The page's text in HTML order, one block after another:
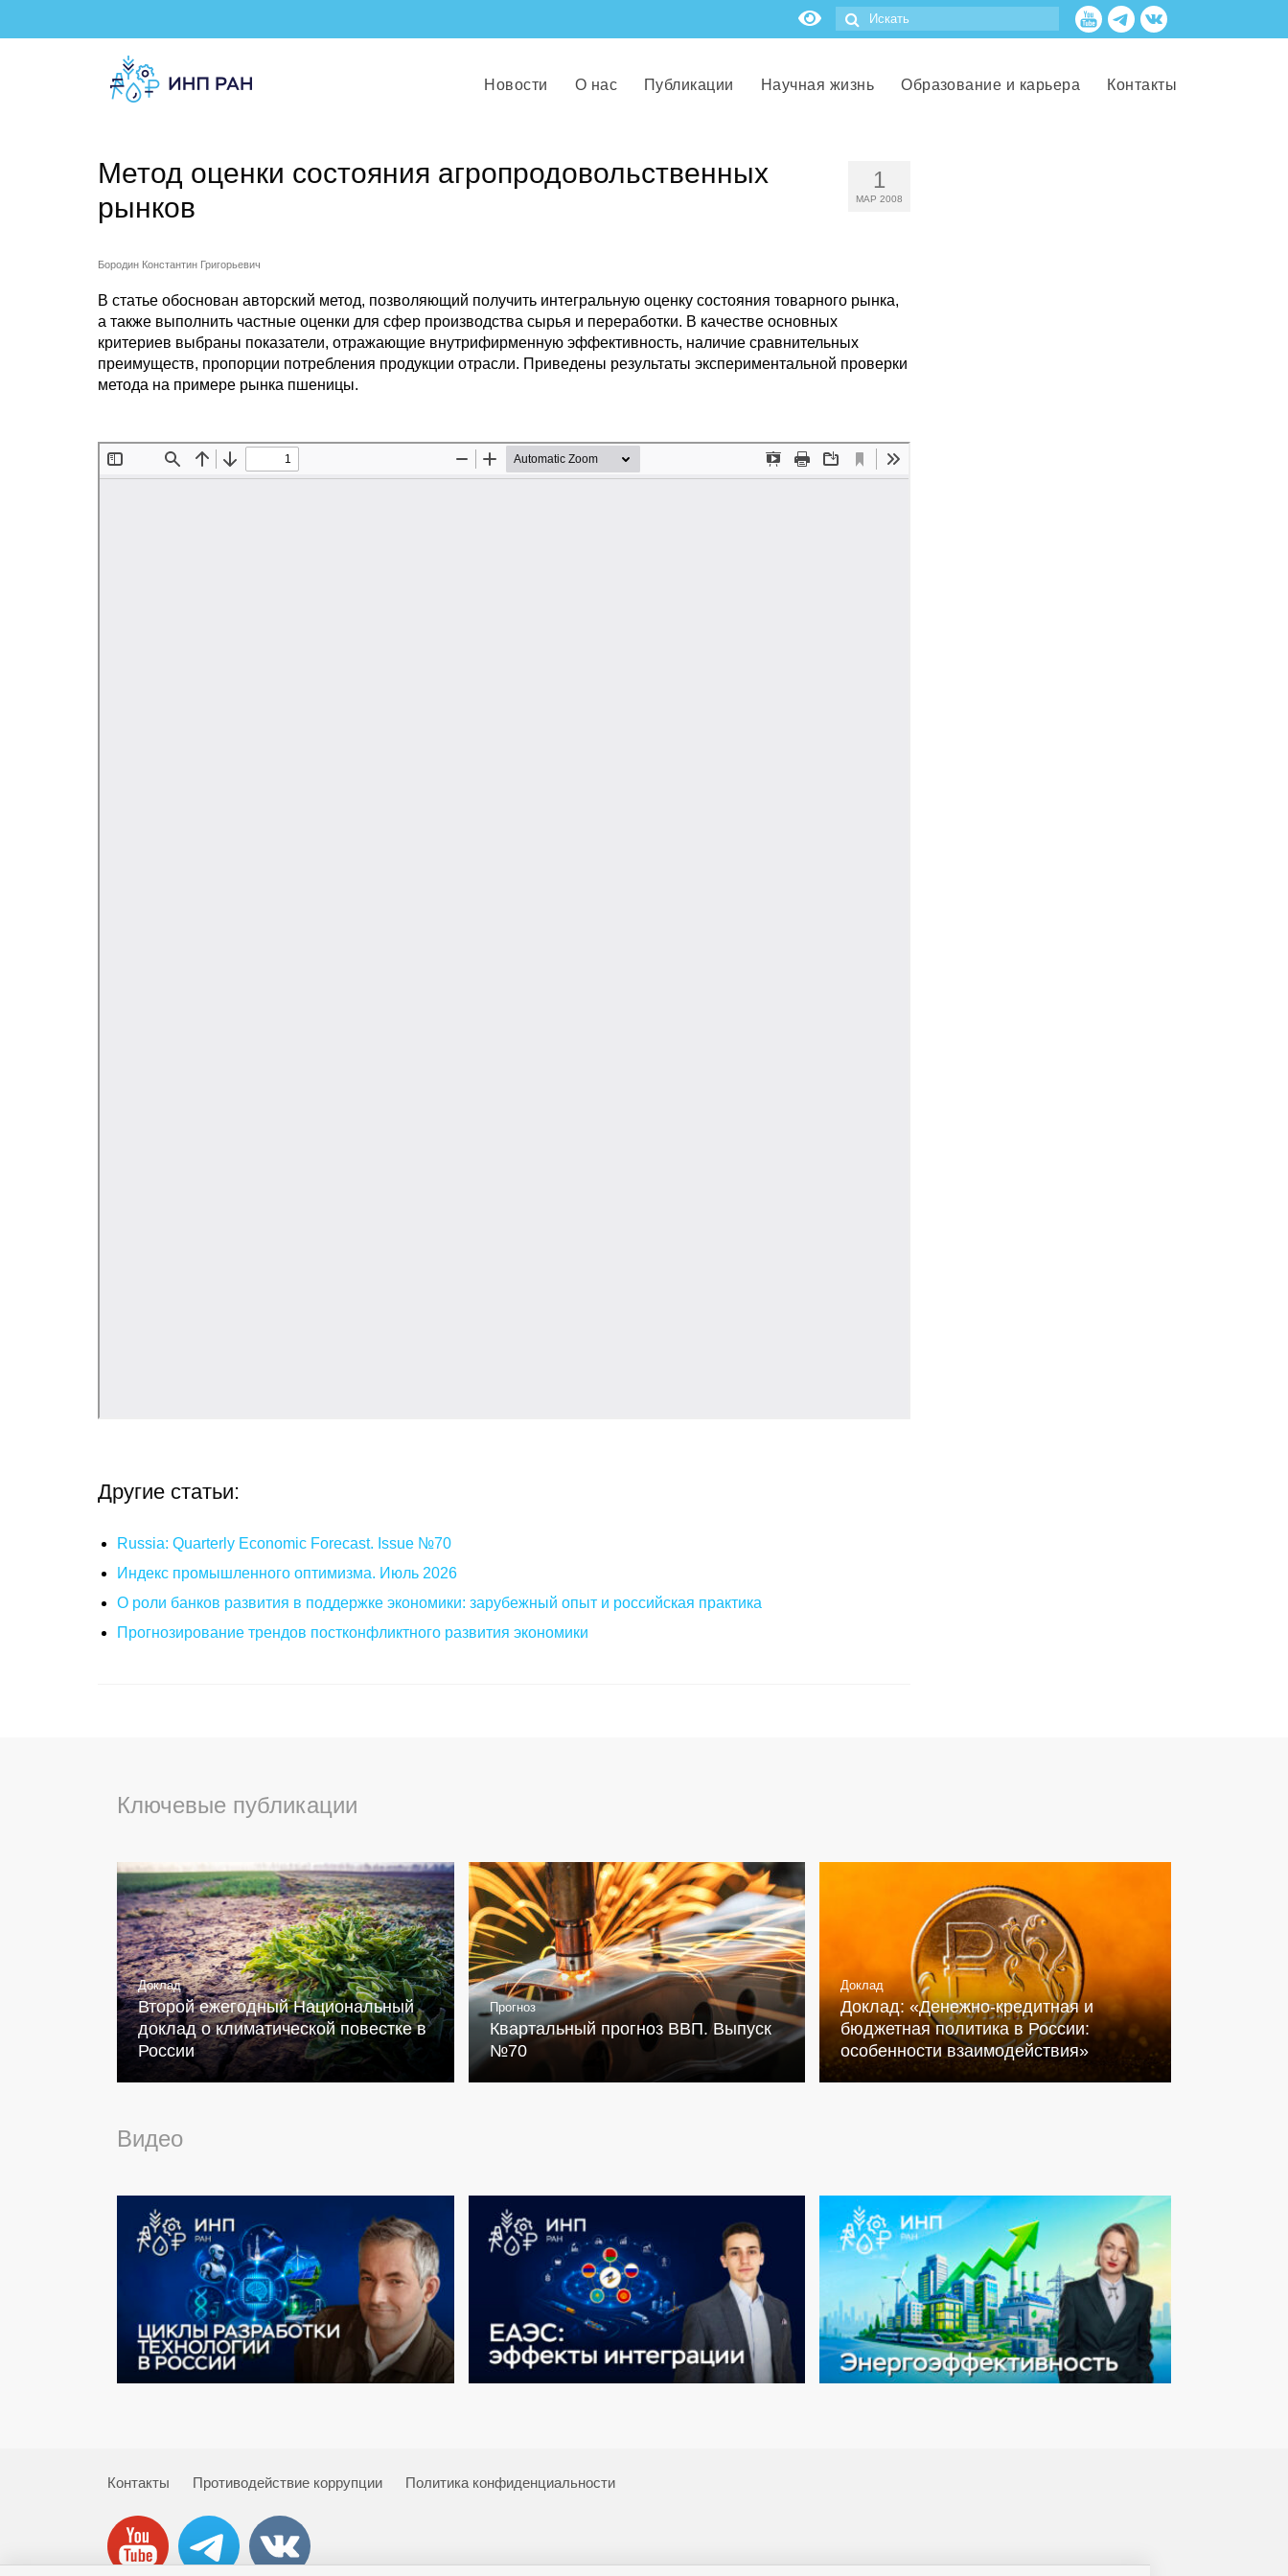
Новости О нас Публикации Научная жизнь Образование и карьера Контакты
1
МАР 2008
Метод оценки состояния агропродовольственных
рынков
Бородин Константин Григорьевич
В статье обоснован авторский метод, позволяющий получить интегральную оценку состояния товарного рынка,
а также выполнить частные оценки для сфер производства сырья и переработки. В качестве основных
критериев выбраны показатели, отражающие внутрифирменную эффективность, наличие сравнительных
преимуществ, пропорции потребления продукции отрасли. Приведены результаты экспериментальной проверки
метода на примере рынка пшеницы.
Другие статьи:
Russia: Quarterly Economic Forecast. Issue №70
Индекс промышленного оптимизма. Июль 2026
О роли банков развития в поддержке экономики: зарубежный опыт и российская практика
Прогнозирование трендов постконфликтного развития экономики
Ключевые публикации
Доклад
Второй ежегодный Национальный
доклад о климатической повестке в
России
Прогноз
Квартальный прогноз ВВП. Выпуск
№70
Доклад
Доклад: «Денежно-кредитная и
бюджетная политика в России:
особенности взаимодействия»
Видео
Контакты Противодействие коррупции Политика конфиденциальности